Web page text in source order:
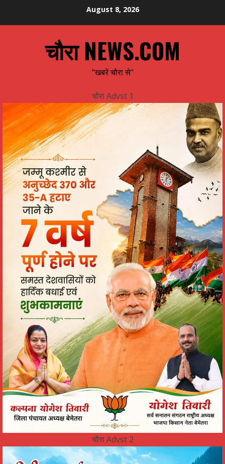
August 8, 2026
चौरा NEWS.COM
"खबरें चौरा से"
चौरा Advst 1
चौरा Advst 2